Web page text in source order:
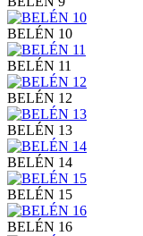
BELÉN 10
BELÉN 11
BELÉN 12
BELÉN 13
BELÉN 14
BELÉN 15
BELÉN 16